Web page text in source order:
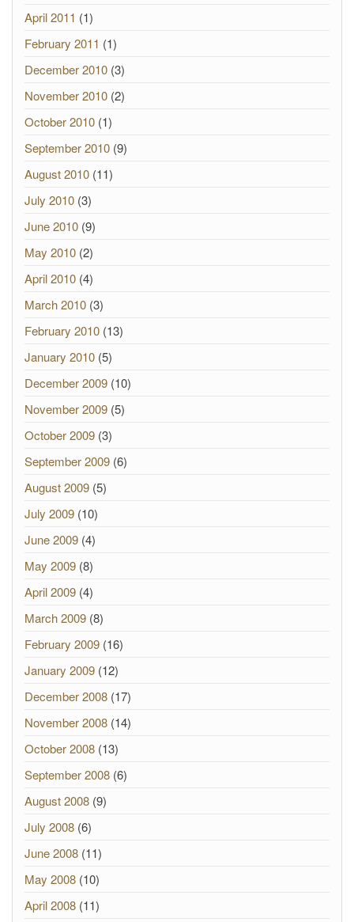
April 2011 (1)
February 2011 (1)
December 2010 (3)
November 2010 (2)
October 2010 (1)
September 2010 (9)
August 2010 (11)
July 2010 (3)
June 2010 (9)
May 2010 (2)
April 2010 (4)
March 2010 (3)
February 2010 (13)
January 2010 (5)
December 2009 (10)
November 2009 (5)
October 2009 (3)
September 2009 (6)
August 2009 (5)
July 2009 (10)
June 2009 (4)
May 2009 (8)
April 2009 (4)
March 2009 (8)
February 2009 (16)
January 2009 (12)
December 2008 (17)
November 2008 (14)
October 2008 (13)
September 2008 (6)
August 2008 (9)
July 2008 (6)
June 2008 (11)
May 2008 (10)
April 2008 (11)